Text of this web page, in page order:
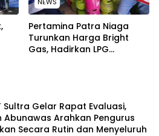
NEWS
Pertamina Patra Niaga
Turunkan Harga Bright
Gas, Hadirkan LPG
Sultra Gelar Rapat Evaluasi,
Abunawas Arahkan Pengurus
Secara Rutin dan Menyeluruh